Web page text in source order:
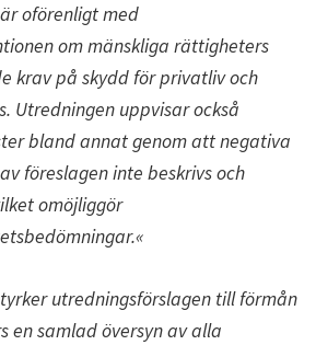
oförenligt med
om mänskliga rättigheters
krav på skydd för privatliv och
Utredningen uppvisar också
bland annat genom att negativa
föreslagen inte beskrivs och
omöjliggör
utredningsförslagen till förmån
en samlad översyn av alla